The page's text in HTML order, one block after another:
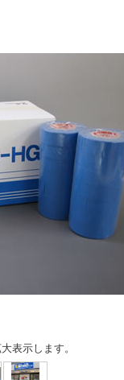
表示します。